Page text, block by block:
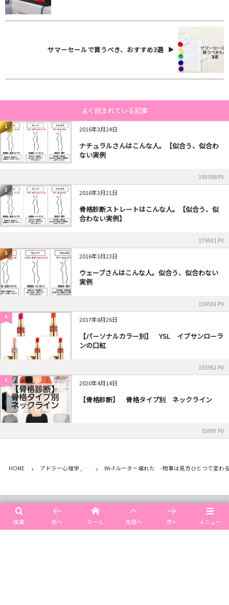
サマーセールで買うべき、おすすめ3選
よく読まれている記事
1 2016年3月24日
ナチュラルさんはこんな人。【似合う、似合わ
ない実例
193098 PV
2 2016年3月21日
骨格診断ストレートはこんな人。【似合う、似
合わない実例】
179931 PV
3 2016年3月23日
ウェーブさんはこんな人。似合う、似合わない
実例
159591 PV
4 2017年8月26日
【パーソナルカラー別】 YSL イブサンローラ
ンの口紅
155961 PV
5 2020年4月14日
【骨格診断】 骨格タイプ別 ネックライン
55997 PV
HOME アドラー心理学 , … Wi-Fルーター壊れた -物事は見方ひとつで変わ
メニュー
ご予約空き情報 メニュー
検索 前へ ホーム 先頭へ 次へ